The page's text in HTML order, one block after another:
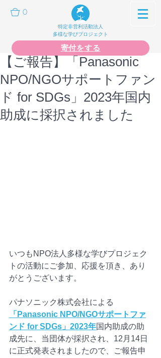
0
特定非営利活動法人
多様な学びプロジェクト
寄付をする
【ご報告】「Panasonic
NPO/NGOサポートファン
ド for SDGs」2023年国内
助成に採択されました
いつもNPO法人多様な学びプロジェク
トの活動にご参加、応援を頂き、あり
がとうございます。
パナソニック株式会社による
「Panasonic NPO/NGOサポートファ
ンド for SDGs」 2023年国内助成の助
成先に、当団体が採択され、12月14日
に正式発表されましたので、ご報告申